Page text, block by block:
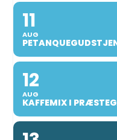
11
AUG
12
AUG
KAFFEMIX I